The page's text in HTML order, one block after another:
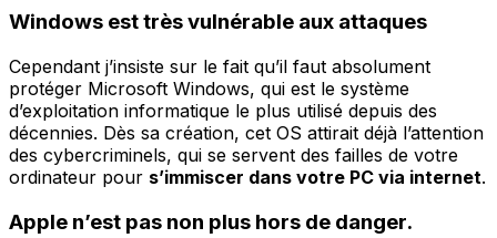
Windows est très vulnérable aux attaques
Cependant j’insiste sur le fait qu’il faut absolument
protéger Microsoft Windows, qui est le système
d’exploitation informatique le plus utilisé depuis des
décennies. Dès sa création, cet OS attirait déjà l’attention
des cybercriminels, qui se servent des failles de votre
ordinateur pour s’immiscer dans votre PC via internet.
Apple n’est pas non plus hors de danger.